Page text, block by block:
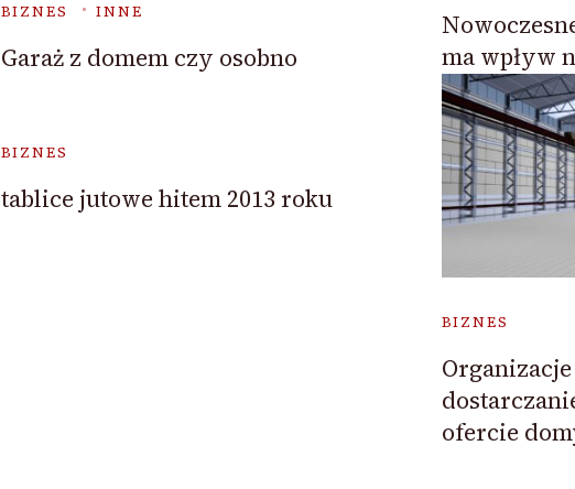
BIZNES INNE
Garaż z domem czy osobno
ma wpływ
BIZNES
tablice jutowe hitem 2013 roku
BIZNES
ofercie